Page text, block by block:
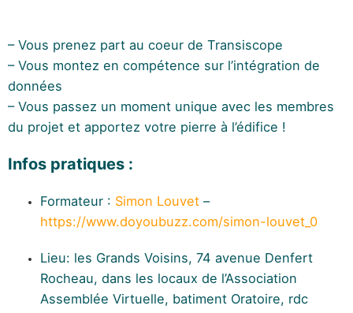
– Vous prenez part au coeur de Transiscope
– Vous montez en compétence sur l’intégration de
données
– Vous passez un moment unique avec les membres
du projet et apportez votre pierre à l’édifice !
Infos pratiques :
Formateur : Simon Louvet –
https://www.doyoubuzz.com/simon-louvet_0
Lieu: les Grands Voisins, 74 avenue Denfert
Rocheau, dans les locaux de l’Association
Assemblée Virtuelle, batiment Oratoire, rdc